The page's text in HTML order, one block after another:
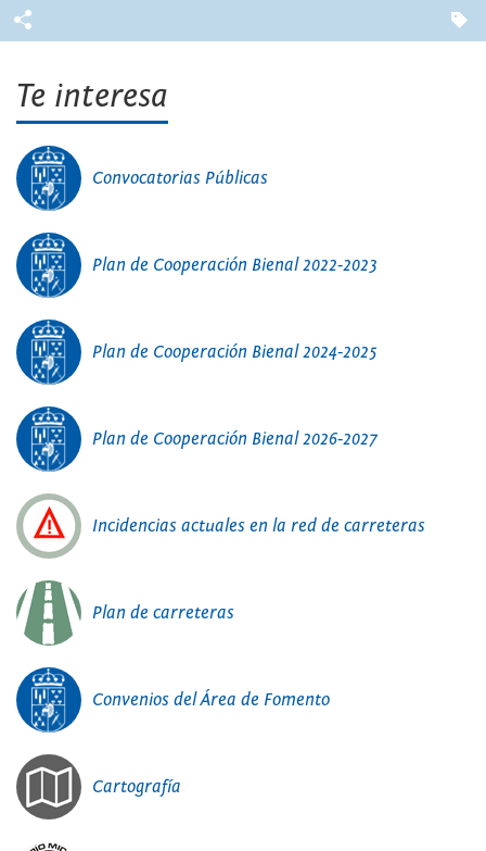
Te interesa
Convocatorias Públicas
Plan de Cooperación Bienal 2022-2023
Plan de Cooperación Bienal 2024-2025
Plan de Cooperación Bienal 2026-2027
Incidencias actuales en la red de carreteras
Plan de carreteras
Convenios del Área de Fomento
Cartografía